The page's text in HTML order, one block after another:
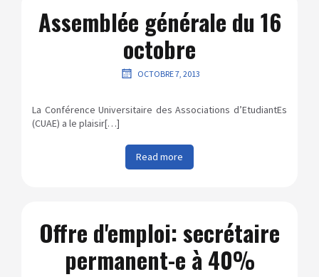
Assemblée générale du 16
octobre
OCTOBRE 7, 2013
La Conférence Universitaire des Associations d’EtudiantEs
(CUAE) a le plaisir[…]
Read more
Offre d'emploi: secrétaire
permanent-e à 40%